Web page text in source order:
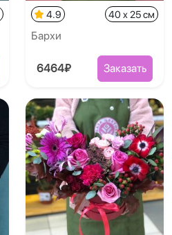
4.9 40 x 25 см
Бархи
6464₽ Заказать